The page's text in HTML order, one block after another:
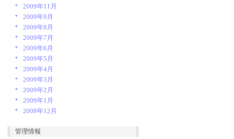
2009年11月
2009年9月
2009年8月
2009年7月
2009年6月
2009年5月
2009年4月
2009年3月
2009年2月
2009年1月
2008年12月
管理情報